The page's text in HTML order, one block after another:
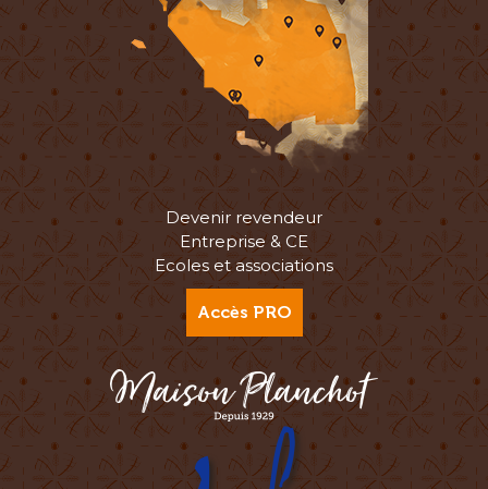
Devenir revendeur
Entreprise & CE
Ecoles et associations
Accès PRO